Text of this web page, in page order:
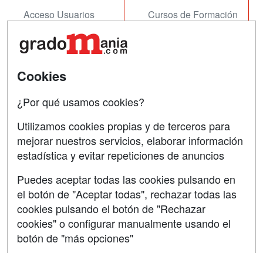
Acceso Usuarios
Acceso Centros
Cursos de Formación
Contactar
Copyleft
Grupo formazion:
Cookies
¿Por qué usamos cookies?
Utilizamos cookies propias y de terceros para
mejorar nuestros servicios, elaborar información
estadística y evitar repeticiones de anuncios
Puedes aceptar todas las cookies pulsando en
el botón de "Aceptar todas", rechazar todas las
cookies pulsando el botón de "Rechazar
cookies" o configurar manualmente usando el
botón de "más opciones"